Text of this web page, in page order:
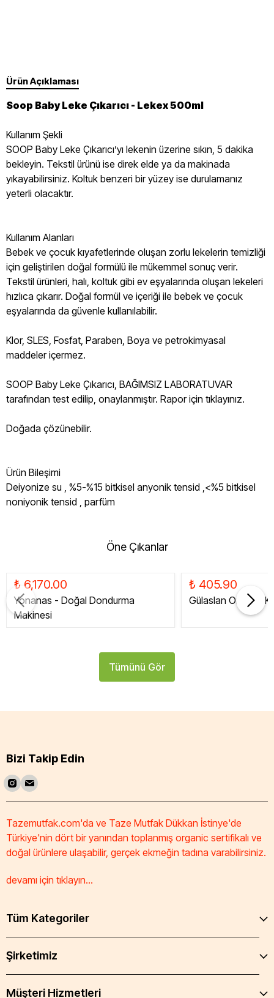
Ürün Açıklaması
Soop Baby Leke Çıkarıcı - Lekex 500ml
Kullanım Şekli
SOOP Baby Leke Çıkarıcı’yı lekenin üzerine sıkın, 5 dakika
bekleyin. Tekstil ürünü ise direk elde ya da makinada
yıkayabilirsiniz. Koltuk benzeri bir yüzey ise durulamanız
yeterli olacaktır.
Kullanım Alanları
Bebek ve çocuk kıyafetlerinde oluşan zorlu lekelerin temizliği
için geliştirilen doğal formülü ile mükemmel sonuç verir.
Tekstil ürünleri, halı, koltuk gibi ev eşyalarında oluşan lekeleri
hızlıca çıkarır. Doğal formül ve içeriği ile bebek ve çocuk
eşyalarında da güvenle kullanılabilir.
Klor, SLES, Fosfat, Paraben, Boya ve petrokimyasal
maddeler içermez.
SOOP Baby Leke Çıkarıcı, BAĞIMSIZ LABORATUVAR
tarafından test edilip, onaylanmıştır. Rapor için tıklayınız.
Doğada çözünebilir.
Ürün Bileşimi
Deiyonize su , %5-%15 bitkisel anyonik tensid ,<%5 bitkisel
noniyonik tensid , parfüm
Öne Çıkanlar
₺ 6,170.00
Yonanas - Doğal Dondurma
Makinesi
₺ 405.90
Gülaslan Organik
Tümünü Gör
Bizi Takip Edin
Tazemutfak.com'da ve Taze Mutfak Dükkan İstinye'de
Türkiye'nin dört bir yanından toplanmış organic sertifikalı ve
doğal ürünlere ulaşabilir, gerçek ekmeğin tadına varabilirsiniz.
devamı için tıklayın...
Tüm Kategoriler
Şirketimiz
Müşteri Hizmetleri